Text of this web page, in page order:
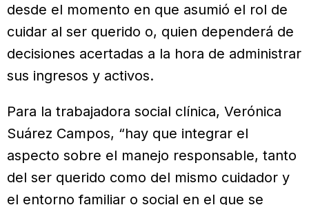
desde el momento en que asumió el rol de
cuidar al ser querido o, quien dependerá de
decisiones acertadas a la hora de administrar
sus ingresos y activos.
Para la trabajadora social clínica, Verónica
Suárez Campos, “hay que integrar el
aspecto sobre el manejo responsable, tanto
del ser querido como del mismo cuidador y
el entorno familiar o social en el que se